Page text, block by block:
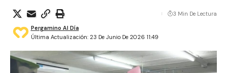
Última Actualización: 23 De Junio De 2026 11:49
Pergamino Al Día
3 Min De Lectura